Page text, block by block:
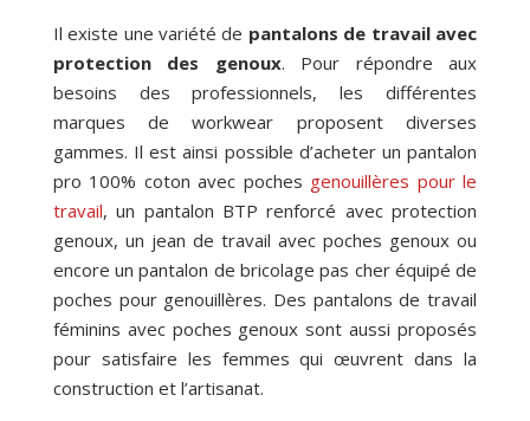
Il existe une variété de pantalons de travail avec
protection des genoux. Pour répondre aux
besoins des professionnels, les différentes
marques de workwear proposent diverses
gammes. Il est ainsi possible d’acheter un pantalon
pro 100% coton avec poches genouillères pour le
travail, un pantalon BTP renforcé avec protection
genoux, un jean de travail avec poches genoux ou
encore un pantalon de bricolage pas cher équipé de
poches pour genouillères. Des pantalons de travail
féminins avec poches genoux sont aussi proposés
pour satisfaire les femmes qui œuvrent dans la
construction et l’artisanat.